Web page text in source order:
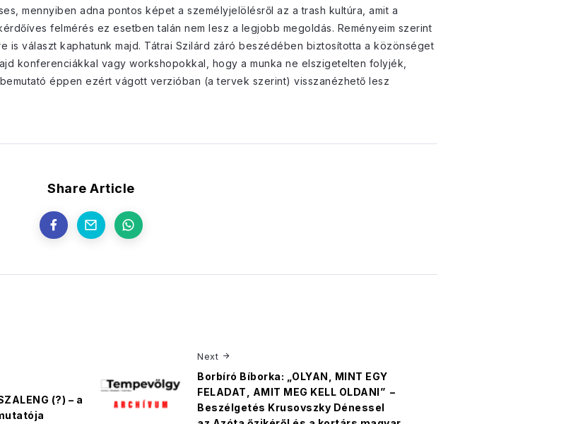
mennyiben adna pontos képet a személyjelölésről az a trash kultúra, amit a
felmérés ez esetben talán nem lesz a legjobb megoldás. Reményeim szerint
választ kaphatunk majd. Tátrai Szilárd záró beszédében biztosította a közönséget
konferenciákkal vagy workshopokkal, hogy a munka ne elszigetelten folyjék,
éppen ezért vágott verzióban (a tervek szerint) visszanézhető lesz
Share Article
(?) – a
Next
Borbíró Bíborka: „OLYAN, MINT EGY
FELADAT, AMIT MEG KELL OLDANI” –
Beszélgetés Krusovszky Dénessel